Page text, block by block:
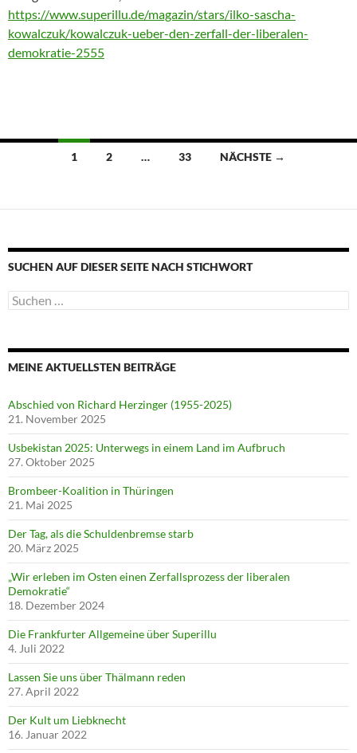
https://www.superillu.de/magazin/stars/ilko-sascha-
kowalczuk/kowalczuk-ueber-den-zerfall-der-liberalen-
demokratie-2555
Beitragsnavigation
1 2 … 33 NÄCHSTE →
SUCHEN AUF DIESER SEITE NACH STICHWORT
Suche
nach:
MEINE AKTUELLSTEN BEITRÄGE
Abschied von Richard Herzinger (1955-2025)
21. November 2025
Usbekistan 2025: Unterwegs in einem Land im Aufbruch
27. Oktober 2025
Brombeer-Koalition in Thüringen
21. Mai 2025
Der Tag, als die Schuldenbremse starb
20. März 2025
„Wir erleben im Osten einen Zerfallsprozess der liberalen
Demokratie“
18. Dezember 2024
Die Frankfurter Allgemeine über Superillu
4. Juli 2022
Lassen Sie uns über Thälmann reden
27. April 2022
Der Kult um Liebknecht
16. Januar 2022